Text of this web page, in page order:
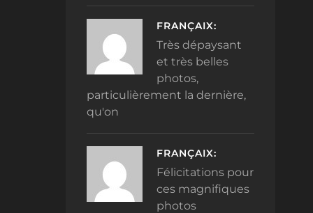
FRANÇAIX:
Très dépaysant
et très belles
photos,
particulièrement la dernière,
qu'on
FRANÇAIX:
Félicitations pour
ces magnifiques
photos